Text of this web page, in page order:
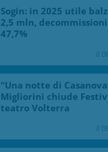
Sogin: in 2025 utile
2,5 mln,
47,7%
il
“Una notte di
Migliorini chiude
teatro Volterra
il